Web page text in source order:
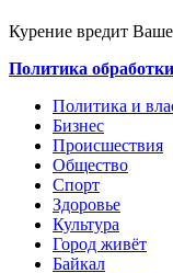
Курение вредит
Политика
Политика и
Бизнес
Происшествия
Общество
Cпорт
Здоровье
Культура
Город живёт
Байкал